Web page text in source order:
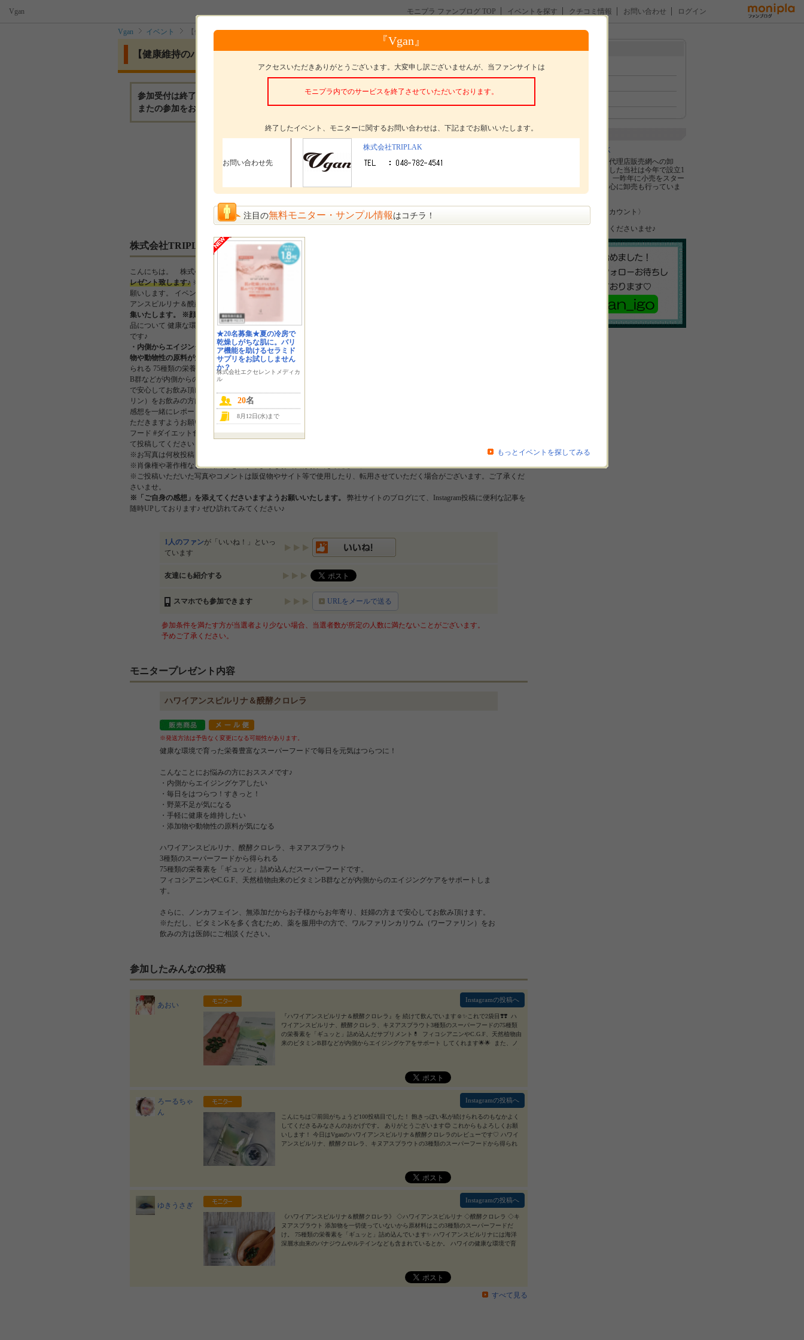
Vgan モニプラ ファンブログ TOP イベントを探す クチコミ情報 お問い合わせ ログイン
Vgan イベント 【健康維持のパートナー】内側から健やかに美しく！
『Vgan』
アクセスいただきありがとうございます。大変申し訳ございませんが、当ファンサイトは
モニプラ内でのサービスを終了させていただいております。
終了したイベント、モニターに関するお問い合わせは、下記までお願いいたします。
お問い合わせ先
株式会社TRIPLAK
注目の無料モニター・サンプル情報 はコチラ！
★20名募集★夏の冷房で
乾燥しがちな肌に。バリ
ア機能を助けるセラミド
サプリをお試ししません
か？
株式会社エクセレントメディカ
ル
20名
8月12日(水)まで
もっとイベントを探してみる
【健康維持のパートナー】内側から健やかに美しく！
参加受付は終了いたしました。
またの参加をお待ちしております。
ハワイアンスピルリナ＆醗酵クロレラ
モニター数 30名
参加〆切 参加受付は終了いたしました
選考方法 選考 発表日： 1月17日(月)
株式会社TRIPLAKからのメッセージ
こんにちは。 株式会社TRIPLAKです。 今回は、ななななんと！ 「ハワイアンスピルリナ＆醗酵クロレラ」を
レゼント致します♪ ※モニターに選ばれた方は、商品の感想を自身のInstagramでモニター商品をご紹介くださいますようお
願いします。 イベント概要 ハワイアンスピルリナ＆醗酵クロレラを30名にお試しいただくイベントです。 今回は、ハワイ
アンスピルリナ＆醗酵クロレラをお試しいただきまして、
集いたします。
※顔出し写真大歓迎！！
品について 健康な環境で育った栄養豊富なスーパーフードで毎日を元気はつらつに！ こんなことにお悩みの方におススメ
です♪
・内側からエイジングケアしたい ・毎日をはつらつ！すきっと！
物や動物性の原料が気になる ハワイアンスピルリナ、醗酵クロレラ、キヌアスプラウト
られる 75種類の栄養素を「ギュッと」詰め込んだスーパーフードです。 フィコシアニンやC.G.F、天然植物由来のビタミン
B群などが内側からのエイジングケアをサポートします。 ノンカフェイン、無添加だからお子様からお年寄り、妊婦の方ま
で安心してお飲み頂けます。 ※ただし、ビタミンKを多く含むため、薬を服用中の方で、ワルファリンカリウム（ワーファ
リン）をお飲みの方は医師にご相談ください。 詳細はコチラ！ 投稿例 投稿画像につきましては、商品の使用感・使った
感想を一緒にレポートをお願いします。 注意事項 ※投稿の際、健康食品のため、「～錠」ではなく「～粒」で記載してい
ただきますようお願いいたします。 ※Instagramに投稿する際には #ハワイアンスピルリナ ＃スピルリナ #キヌア #スーパー
フード #ダイエット食品 #エイジングケア #無添加 #植物性タンパク質 #野菜不足 #monipla #vgan_fan のハッシュタグをつけ
て投稿してください！
※お写真は何枚投稿していただいてもOKです！
※肖像権や著作権など権利関係を害するようなお写真はお控えください。
※ご投稿いただいた写真やコメントは販促物やサイト等で使用したり、転用させていただく場合がございます。ご了承くだ
さいませ。
※「ご自身の感想」を添えてくださいますようお願いいたします。
弊社サイトのブログにて、Instagram投稿に便利な記事を
随時UPしております♪ ぜひ訪れてみてください♪
1人のファンが「いいね！」といっ
ています
友達にも紹介する
スマホでも参加できます URLをメールで送る
参加条件を満たす方が当選者より少ない場合、当選者数が所定の人数に満たないことがございます。
予めご了承ください。
モニタープレゼント内容
ハワイアンスピルリナ＆醗酵クロレラ
※発送方法は予告なく変更になる可能性があります。
健康な環境で育った栄養豊富なスーパーフードで毎日を元気はつらつに！
こんなことにお悩みの方におススメです♪
・内側からエイジングケアしたい
・毎日をはつらつ！すきっと！
・野菜不足が気になる
・手軽に健康を維持したい
・添加物や動物性の原料が気になる
ハワイアンスピルリナ、醗酵クロレラ、キヌアスプラウト
3種類のスーパーフードから得られる
75種類の栄養素を「ギュッと」詰め込んだスーパーフードです。
フィコシアニンやC.G.F、天然植物由来のビタミンB群などが内側からのエイジングケアをサポートしま
す。
さらに、ノンカフェイン、無添加だからお子様からお年寄り、妊婦の方まで安心してお飲み頂けます。
※ただし、ビタミンKを多く含むため、薬を服用中の方で、ワルファリンカリウム（ワーファリン）をお
飲みの方は医師にご相談ください。
参加したみんなの投稿
あおい
『ハワイアンスピルリナ＆醗酵クロレラ』を 続けて飲んでいます☺️✨これで2袋目❣️❣️ ⁡ ハ
ワイアンスピルリナ、醗酵クロレラ、キヌアスプラウト3種類のスーパーフードの75種類
の栄養素を「ギュッと」詰め込んだサプリメント💊 ⁡ フィコシアニンやC.G.F、天然植物由
来のビタミンB群などが内側からエイジングケアをサポート してくれます🌟🌟 ⁡ また、ノ
ワイアンスピルリナ #キヌア #スーパーフード #ダイエット食品 #エイジングケア #無添加
#植物性タンパク質 #野菜不足 #スピルリナ #monipla #vgan_fan
2022/02/23
Instagramの投稿へ
ろーるちゃ
ん
こんにちは♡前回がちょうど100投稿目でした！ 飽きっぽい私が続けられるのもなかよく
してくださるみなさんのおかげです。 ありがとうございます😊 これからもよろしくお願
いします！ 今日はVganのハワイアンスピルリナ＆醗酵クロレラのレビューです♡ ハワイ
アンスピルリナ、醗酵クロレラ、キヌアスプラウトの3種類のスーパーフードから得られ
☑添加物や動物性の原料が気になる こんな人にぴったりということで、自分にすごく合っ
ているなと感じました。 1日10粒飲むので、最初はちょっと多いなーと思っていました
ミンB群などが内側からのエイジングケアをサポートしてくれるというところがいいなと
思います。 外からできるケアも頑張っていますが限界があるので、やっぱり内側からも
備えないとね！ 飲み始めてから、お肌の調子はすごくいいです！ それから私は身体が強
くないので、はつらつと生きたいというのは目標の一つなのですが、今は少し体調もいい
のでうれしい！ これも必須ミネラル16種類が全部含有されているおかげかなー？ 外食な
どは控えてバランスのよい食事を心がけてはいますが、やっぱり普通に食事を摂っている
フード #ダイエット食品 #エイジングケア #無添加 #植物性タンパク質 #野菜不足 #スピル
Instagramの投稿へ
ゆきうさぎ
《ハワイアンスピルリナ＆醗酵クロレラ》 ◇ハワイアンスピルリナ ◇醗酵クロレラ ◇キ
ヌアスプラウト 添加物を一切使っていないから原材料はこの3種類のスーパーフードだ
け。 75種類の栄養素を「ギュッと」詰め込んでいます✨ ハワイアンスピルリナには海洋
深層水由来のバナジウムやルテインなども含まれているとか。 ハワイの健康な環境で育
しい朝もぱぱっと飲めちゃいます。 一度に10粒飲むのではなく、わたしは朝5粒、夜5粒
に分けています。 あとは野菜不足かなと思う食事の時はそこだけ多めに飲んだりと調節
も🎵 あれこれサプリメントを何種類も飲まなくてもこれ１つでOK☺️ 身体の内側から元気
Instagramの投稿へ
すべて見る
メニュー
株式会社TRIPLAK
健康食品の卸業（代理店販売網への卸
売）からスタートした当社は今年で設立1
4年目を迎えます。一昨年に小売をスター
トし、小売業を中心に卸売も行っていま
す。
〈インスタ公式アカウント〉
ぜひフォローしてくださいませ♪